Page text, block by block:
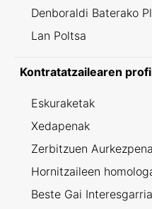
Denboraldi Baterako
Lan Poltsa
Kontratatzailearen
Eskuraketak
Xedapenak
Zerbitzuen Aurkezpena
Hornitzaileen
Beste Gai